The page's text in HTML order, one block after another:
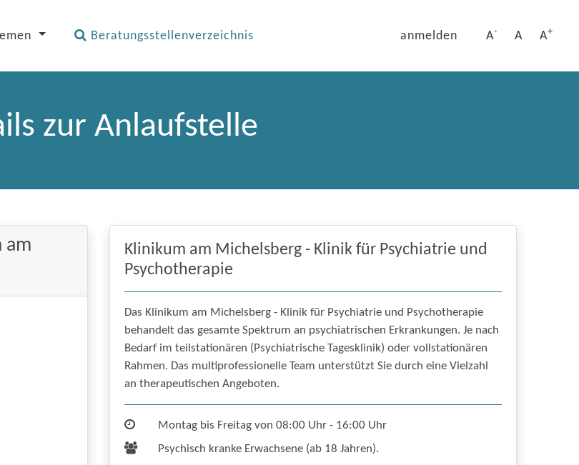
Beratungsstellenverzeichnis anmelden A- A A+
zur Anlaufstelle
am
Klinikum am Michelsberg - Klinik für Psychiatrie und
Psychotherapie
Das Klinikum am Michelsberg - Klinik für Psychiatrie und Psychotherapie
behandelt das gesamte Spektrum an psychiatrischen Erkrankungen. Je nach
Bedarf im teilstationären (Psychiatrische Tagesklinik) oder vollstationären
Rahmen. Das multiprofessionelle Team unterstützt Sie durch eine Vielzahl
an therapeutischen Angeboten.
Montag bis Freitag von 08:00 Uhr - 16:00 Uhr
Psychisch kranke Erwachsene (ab 18 Jahren).